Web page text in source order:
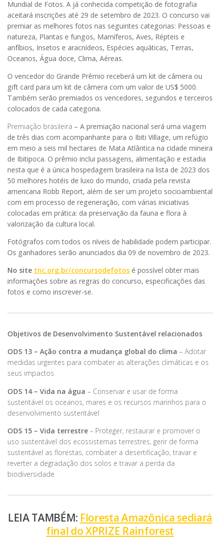
Mundial de Fotos. A já conhecida competição de fotografia
aceitará inscrições até 29 de setembro de 2023. O concurso vai
premiar as melhores fotos nas seguintes categorias: Pessoas e
natureza, Plantas e fungos, Mamíferos, Aves, Répteis e
anfíbios, Insetos e aracnídeos, Espécies aquáticas, Terras,
Oceanos, Água doce, Clima, Aéreas.
O vencedor do Grande Prêmio receberá um kit de câmera ou
gift card para um kit de câmera com um valor de US$ 5000.
Também serão premiados os vencedores, segundos e terceiros
colocados de cada categoria.
Premiação brasileira – A premiação nacional será uma viagem
de três dias com acompanhante para o Ibiti Village, um refúgio
em meio a seis mil hectares de Mata Atlântica na cidade mineira
de Ibitipoca. O prêmio inclui passagens, alimentação e estadia
nesta que é a única hospedagem brasileira na lista de 2023 dos
50 melhores hotéis de luxo do mundo, criada pela revista
americana Robb Report, além de ser um projeto socioambiental
com em processo de regeneração, com várias iniciativas
colocadas em prática: da preservação da fauna e flora à
valorização da cultura local.
Fotógrafos com todos os níveis de habilidade podem participar.
Os ganhadores serão anunciados dia 09 de novembro de 2023.
No site tnc.org.br/concursodefotos é possível obter mais
informações sobre as regras do concurso, especificações das
fotos e como inscrever-se.
Objetivos de Desenvolvimento Sustentável relacionados
ODS 13 – Ação contra a mudança global do clima – Adotar
medidas urgentes para combater as alterações climáticas e os
seus impactos
ODS 14 – Vida na água – Conservar e usar de forma
sustentável os oceanos, mares e os recursos marinhos para o
desenvolvimento sustentável
ODS 15 – Vida terrestre – Proteger, restaurar e promover o
uso sustentável dos ecossistemas terrestres, gerir de forma
sustentável as florestas, combater a desertificação, travar e
reverter a degradação dos solos e travar a perda da
biodiversidade
LEIA TAMBÉM: Floresta Amazônica sediará
final do XPRIZE Rainforest